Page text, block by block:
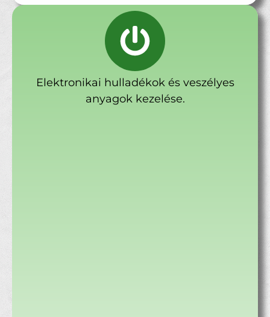
Elektronikai hulladékok és veszélyes
anyagok kezelése.